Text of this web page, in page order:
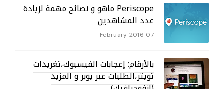
Periscope ماهو و نصائح مهمة لزيادة
عدد المشاهدين
07 February 2016
بالأرقام: إعجابات الفيسبوك،تغريدات
تويتر،الطلبات عبر يوبر و المزيد